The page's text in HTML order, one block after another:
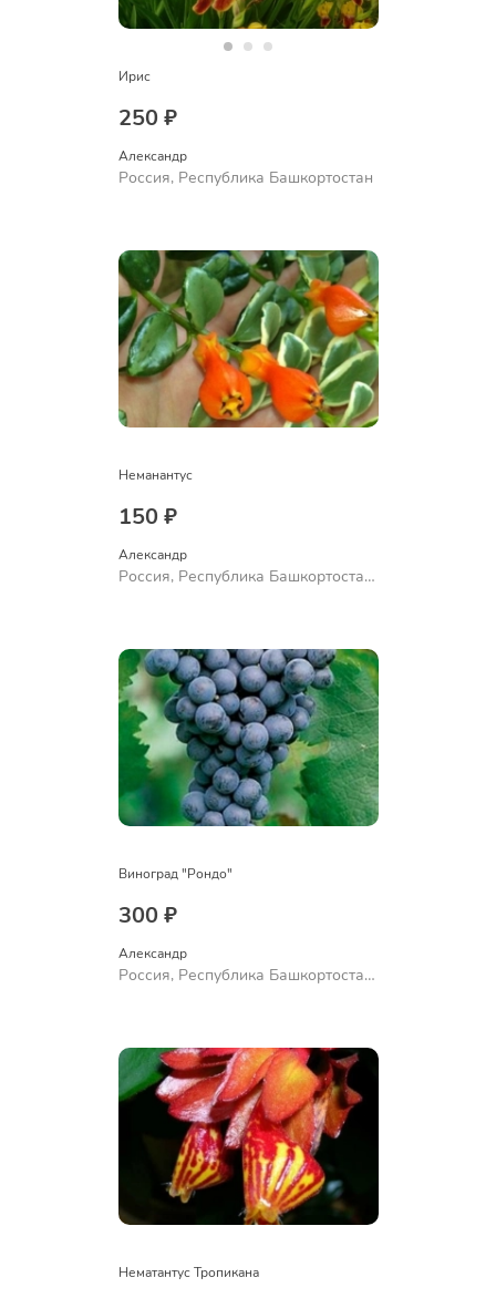
Ирис
250 ₽
Александр
Россия, Республика Башкортостан
Неманантус
150 ₽
Александр
Россия, Республика Башкортостан,
Виноград "Рондо"
300 ₽
Александр
Россия, Республика Башкортостан,
Нематантус Тропикана